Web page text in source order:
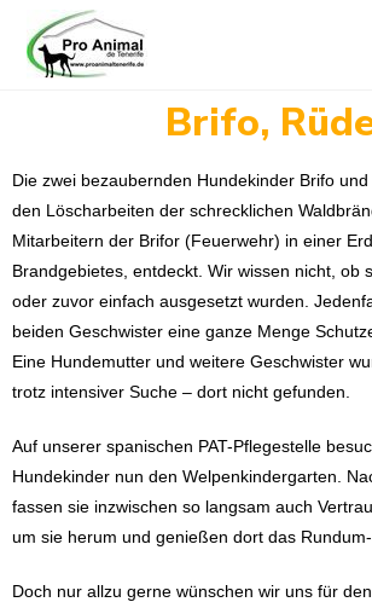
Brifo,
Die zwei bezaubernden Hundekinder Brifo
den Löscharbeiten der schrecklichen
Mitarbeitern der Brifor (Feuerwehr) in einer
Brandgebietes, entdeckt. Wir wissen nicht, ob
oder zuvor einfach ausgesetzt wurden.
beiden Geschwister eine ganze Menge
Eine Hundemutter und weitere Geschwister
trotz intensiver Suche – dort nicht gefunden.
Auf unserer spanischen PAT-Pflegestelle
Hundekinder nun den Welpenkindergarten.
fassen sie inzwischen so langsam auch
um sie herum und genießen dort das
Doch nur allzu gerne wünschen wir uns für